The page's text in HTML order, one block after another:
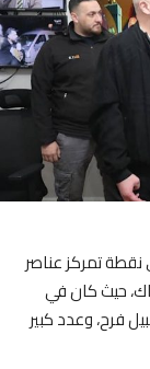
نقطة تمركز عناصر
حيث كان في
فرح، وعدد كبير